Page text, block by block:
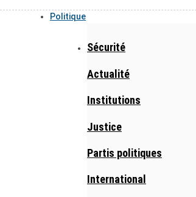
Politique
Sécurité
Actualité
Institutions
Justice
Partis politiques
International